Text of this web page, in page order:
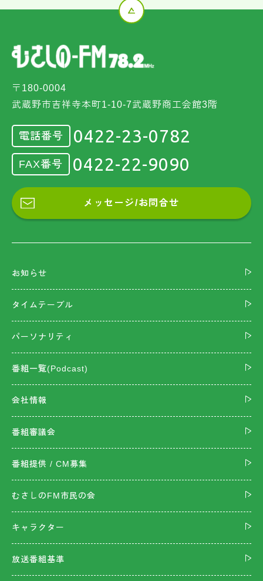
〒180-0004
武蔵野市吉祥寺本町1-10-7武蔵野商工会館3階
電話番号 0422-23-0782
FAX番号 0422-22-9090
メッセージ/お問合せ
お知らせ
タイムテーブル
パーソナリティ
番組一覧(Podcast)
会社情報
番組審議会
番組提供 / CM募集
むさしのFM市民の会
キャラクター
放送番組基準